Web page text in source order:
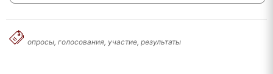
опросы, голосования, участие, результаты